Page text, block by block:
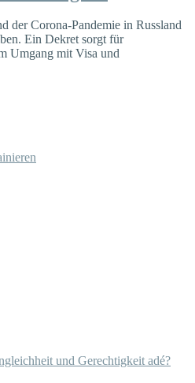
der Corona-Pandemie in Russland
Ein Dekret sorgt für
Umgang mit Visa und
und Gerechtigkeit adé?